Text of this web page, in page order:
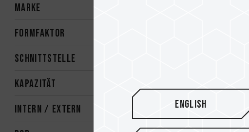
Marke
Formfaktor
Schnittstelle
Kapazität
INTERN / EXTERN
English